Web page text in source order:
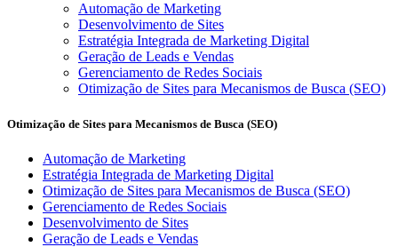
Automação de Marketing
Desenvolvimento de Sites
Estratégia Integrada de Marketing Digital
Geração de Leads e Vendas
Gerenciamento de Redes Sociais
Otimização de Sites para Mecanismos de Busca (SEO)
Otimização de Sites para Mecanismos de Busca (SEO)
Automação de Marketing
Estratégia Integrada de Marketing Digital
Otimização de Sites para Mecanismos de Busca (SEO)
Gerenciamento de Redes Sociais
Desenvolvimento de Sites
Geração de Leads e Vendas